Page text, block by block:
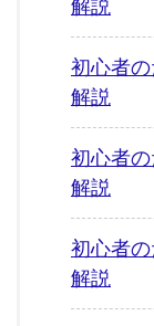
解説
初心者
解説
初心者
解説
初心者
解説